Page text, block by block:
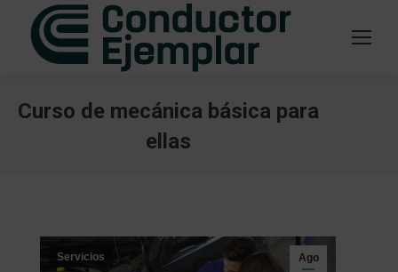
Curso de mecánica básica para
ellas
Ago
Servicios